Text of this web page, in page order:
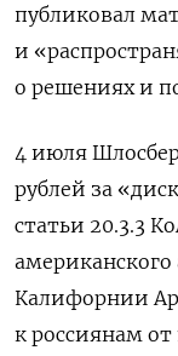
публиковал
и
о решениях и
4 июля
рублей за
статьи 20.3.3
американского
Калифорнии
к россиянам от